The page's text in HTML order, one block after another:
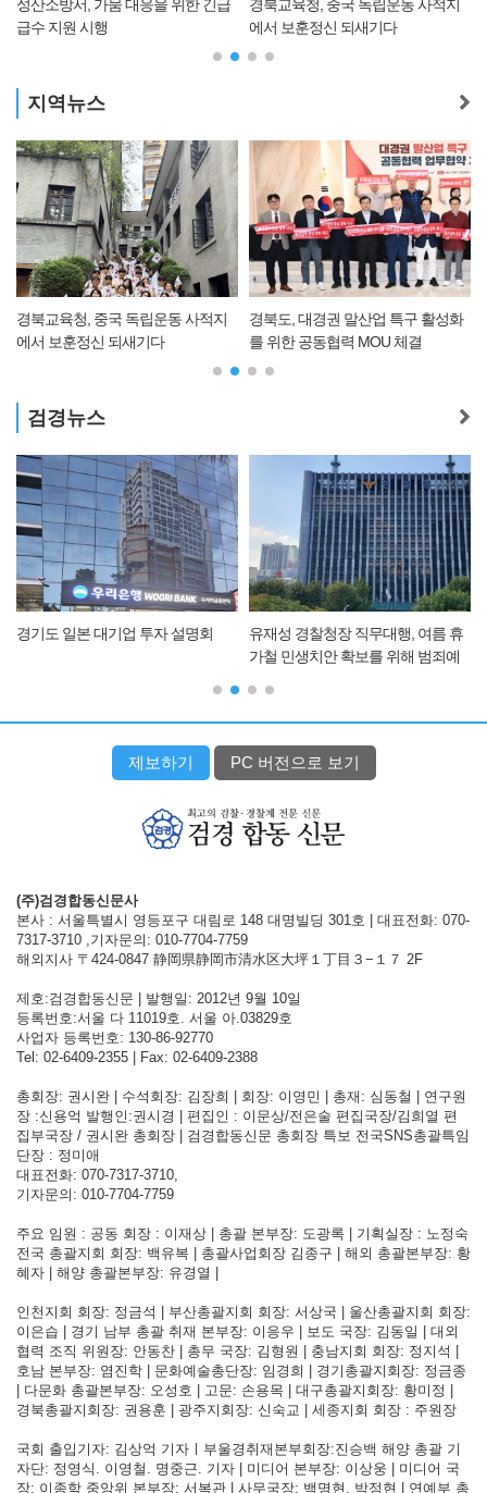
성산소방서, 가뭄 대응을 위한 긴급
급수 지원 시행
경북교육청, 중국 독립운동 사적지
에서 보훈정신 되새기다
지역뉴스
경북교육청, 중국 독립운동 사적지
에서 보훈정신 되새기다
경북도, 대경권 말산업 특구 활성화
를 위한 공동협력 MOU 체결
검경뉴스
경기도 일본 대기업 투자 설명회
유재성 경찰청장 직무대행, 여름 휴
가철 민생치안 확보를 위해 범죄예
제보하기 PC 버전으로 보기
(주)검경합동신문사
본사 : 서울특별시 영등포구 대림로 148 대명빌딩 301호 | 대표전화: 070-
7317-3710 ,기자문의: 010-7704-7759
해외지사 〒424-0847 静岡県静岡市清水区大坪１丁目３−１７ 2F
제호:검경합동신문 | 발행일: 2012년 9월 10일
등록번호:서울 다 11019호. 서울 아.03829호
사업자 등록번호: 130-86-92770
Tel: 02-6409-2355 | Fax: 02-6409-2388
총회장: 권시완 | 수석회장: 김장희 | 회장: 이영민 | 총재: 심동철 | 연구원
장 :신용억 발행인:권시경 | 편집인 : 이문상/전은술 편집국장/김희열 편
집부국장 / 권시완 총회장 | 검경합동신문 총회장 특보 전국SNS총괄특임
단장 : 정미애
대표전화: 070-7317-3710,
기자문의: 010-7704-7759
주요 임원 : 공동 회장 : 이재상 | 총괄 본부장: 도광록 | 기획실장 : 노정숙
전국 총괄지회 회장: 백유복 | 총괄사업회장 김종구 | 해외 총괄본부장: 황
혜자 | 해양 총괄본부장: 유경열 |
인천지회 회장: 정금석 | 부산총괄지회 회장: 서상국 | 울산총괄지회 회장:
이은습 | 경기 남부 총괄 취재 본부장: 이응우 | 보도 국장: 김동일 | 대외
협력 조직 위원장: 안동찬 | 총무 국장: 김형원 | 충남지회 회장: 정지석 |
호남 본부장: 염진학 | 문화예술총단장: 임경희 | 경기총괄지회장: 정금종
| 다문화 총괄본부장: 오성호 | 고문: 손용목 | 대구총괄지회장: 황미정 |
경북총괄지회장: 권용훈 | 광주지회장: 신숙교 | 세종지회 회장 : 주원장
국회 출입기자: 김상억 기자ㅣ부울경취재본부회장:진승백 해양 총괄 기
자단: 정영식. 이영철. 명중근. 기자 | 미디어 본부장: 이상웅 | 미디어 국
장: 이종학 중앙위 본부장: 서복관 | 사무국장: 백명현, 박정현 | 연예부 총